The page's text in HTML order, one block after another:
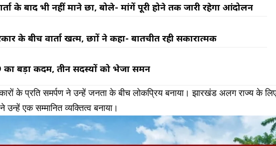
के बाद भी नहीं माने छात्र, बोले- मांगें पूरी होने तक जारी रहेगा आंदोलन
के बीच वार्ता खत्म, छात्रों ने कहा- बातचीत रही सकारात्मक
का बड़ा कदम, तीन सदस्यों को भेजा समन
के प्रति समर्पण ने उन्हें जनता के बीच लोकप्रिय बनाया। झारखंड अलग राज्य के
एक सम्मानित व्यक्तित्व बनाया।